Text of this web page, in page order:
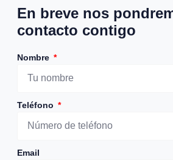
En breve nos
contacto contigo
Nombre
Teléfono
Email